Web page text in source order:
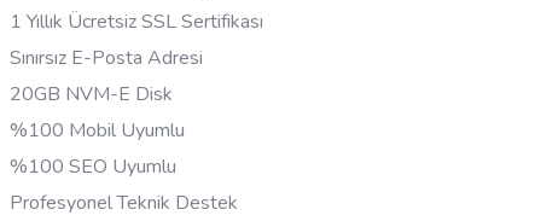
1 Yıllık Ücretsiz SSL Sertifikası
Sınırsız E-Posta Adresi
20GB NVM-E Disk
%100 Mobil Uyumlu
%100 SEO Uyumlu
Profesyonel Teknik Destek